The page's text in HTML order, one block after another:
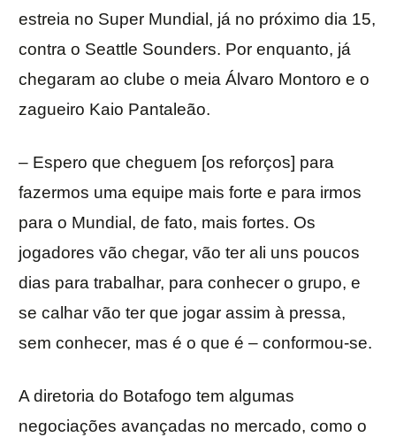
estreia no Super Mundial, já no próximo dia 15,
contra o Seattle Sounders. Por enquanto, já
chegaram ao clube o meia Álvaro Montoro e o
zagueiro Kaio Pantaleão.
– Espero que cheguem [os reforços] para
fazermos uma equipe mais forte e para irmos
para o Mundial, de fato, mais fortes. Os
jogadores vão chegar, vão ter ali uns poucos
dias para trabalhar, para conhecer o grupo, e
se calhar vão ter que jogar assim à pressa,
sem conhecer, mas é o que é – conformou-se.
A diretoria do Botafogo tem algumas
negociações avançadas no mercado, como o